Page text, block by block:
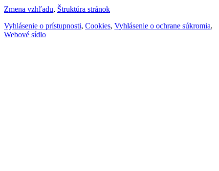
Zmena vzhľadu, Štruktúra stránok
Vyhlásenie o prístupnosti, Cookies, Vyhlásenie o ochrane súkromia,
Webové sídlo